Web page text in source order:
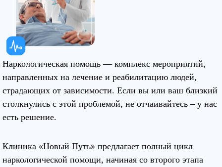
Наркологическая помощь — комплекс мероприятий,
направленных на лечение и реабилитацию людей,
страдающих от зависимости. Если вы или ваш близкий
столкнулись с этой проблемой, не отчаивайтесь – у нас
есть решение.
Клиника «Новый Путь» предлагает полный цикл
наркологической помощи, начиная со второго этапа